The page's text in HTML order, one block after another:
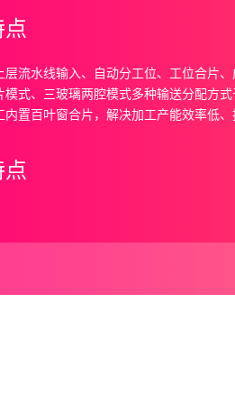
流水线输入、自动分工位、工位合片
式、三玻璃两腔模式多种输送分配方
置百叶窗合片，解决加工产能效率低、